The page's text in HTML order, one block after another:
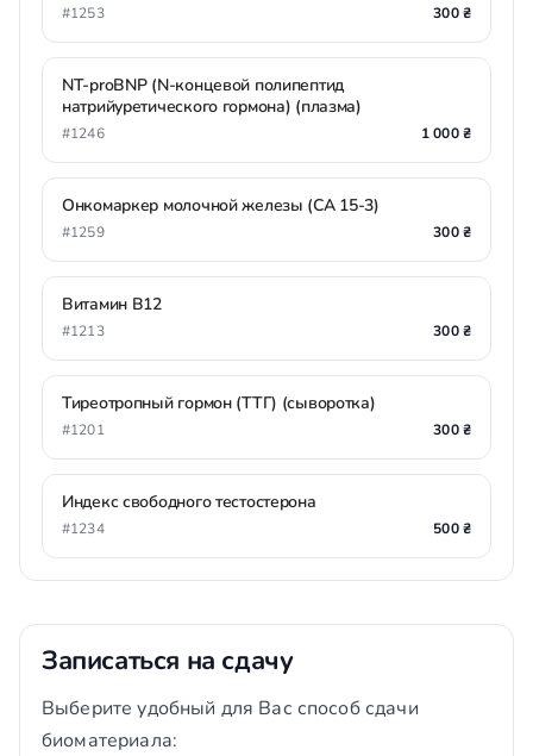
#1253 300 ₴
NT-proBNP (N-концевой полипептид
натрийуретического гормона) (плазма)
#1246 1 000 ₴
Онкомаркер молочной железы (СА 15-3)
#1259 300 ₴
Витамин В12
#1213 300 ₴
Тиреотропный гормон (ТТГ) (сыворотка)
#1201 300 ₴
Индекс свободного тестостерона
#1234 500 ₴
Записаться на сдачу
Выберите удобный для Вас способ сдачи
биоматериала: